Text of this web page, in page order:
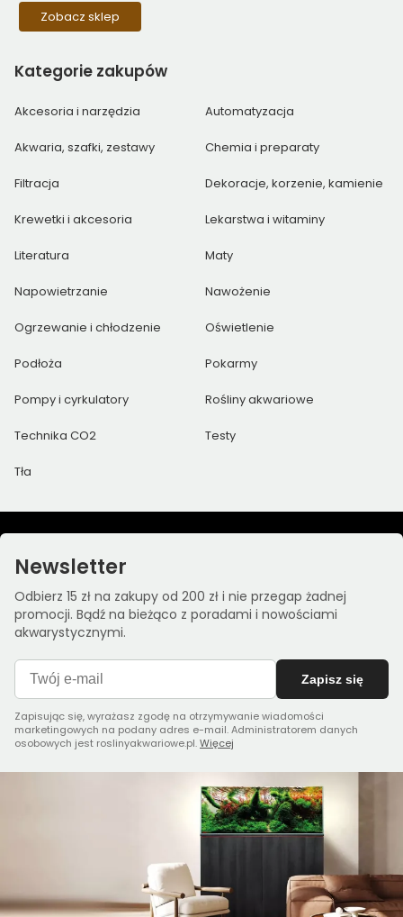
Zobacz sklep
Kategorie zakupów
Akcesoria i narzędzia Automatyzacja
Akwaria, szafki, zestawy Chemia i preparaty
Filtracja Dekoracje, korzenie, kamienie
Krewetki i akcesoria Lekarstwa i witaminy
Literatura Maty
Napowietrzanie Nawożenie
Ogrzewanie i chłodzenie Oświetlenie
Podłoża Pokarmy
Pompy i cyrkulatory Rośliny akwariowe
Technika CO2 Testy
Tła
Newsletter
Odbierz 15 zł na zakupy od 200 zł i nie przegap żadnej
promocji. Bądź na bieżąco z poradami i nowościami
akwarystycznymi.
Zapisz się
Zapisując się, wyrażasz zgodę na otrzymywanie wiadomości
marketingowych na podany adres e-mail. Administratorem danych
osobowych jest roslinyakwariowe.pl.Więcej